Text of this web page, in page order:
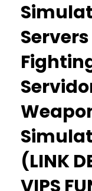
(LINK